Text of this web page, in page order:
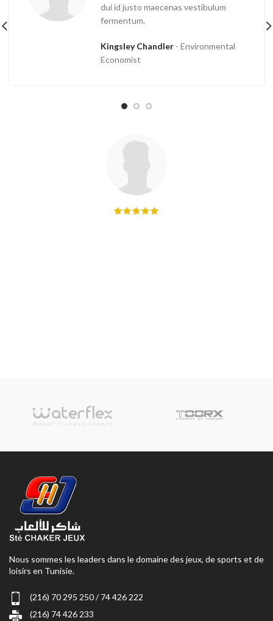
dui id justo maecenas vestibulum
fermentum.
Kingsley Chandler
Environmental
Economist
Nous sommes les leaders dans le domaine des jeux, de sports et de
loisirs en Tunisie.
(216) 70 295 250 / 74 426 222
(216) 74 426 233